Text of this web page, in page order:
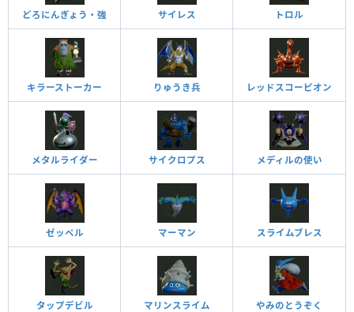
どろにんぎょう・強 サイレス トロル
キラーストーカー りゅうき兵 レッドスコーピオン
メタルライダー サイクロプス メディルの使い
ゼッペル マーマン スライムブレス
タップデビル マリンスライム やみのとうぞく